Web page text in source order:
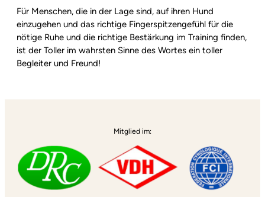
Für Menschen, die in der Lage sind, auf ihren Hund
einzugehen und das richtige Fingerspitzengefühl für die
nötige Ruhe und die richtige Bestärkung im Training finden,
ist der Toller im wahrsten Sinne des Wortes ein toller
Begleiter und Freund!
Mitglied im: